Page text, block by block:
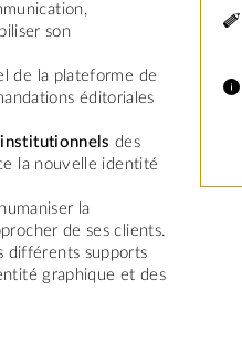
son
de la plateforme de
éditoriales
des
la nouvelle identité
la
de ses clients.
différents supports
graphique et des